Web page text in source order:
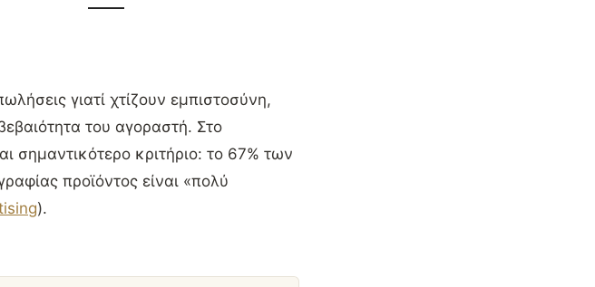
γιατί χτίζουν εμπιστοσύνη,
του αγοραστή. Στο
σημαντικότερο κριτήριο: το 67% των
προϊόντος είναι «πολύ
).